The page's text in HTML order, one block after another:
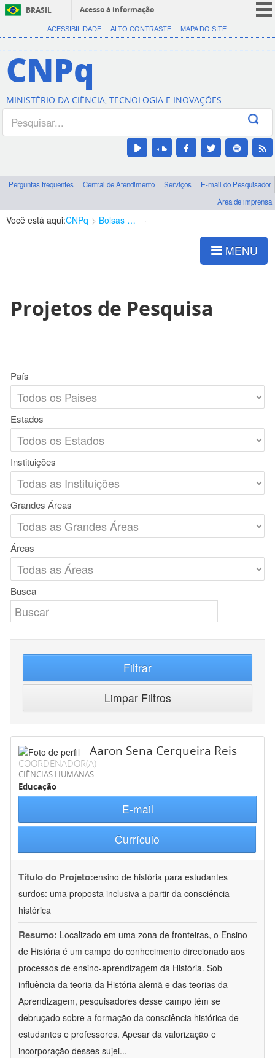
BRASIL
Acesso à informação
CORONAVÍRUS (COVID-19)
Canais
ACESSIBILIDADE ALTO CONTRASTE MAPA DO SITE
CNPq
MINISTÉRIO DA CIÊNCIA, TECNOLOGIA E INOVAÇÕES
Perguntas frequentes Central de Atendimento Serviços
E-mail do Pesquisador
Área de imprensa
Você está aqui:CNPq Bolsas e Auxílios Vigentes
MENU
Projetos de Pesquisa
País
Estados
Instituições
Grandes Áreas
Áreas
Busca
Filtrar
Limpar Filtros
Aaron Sena Cerqueira Reis
COORDENADOR(A)
CIÊNCIAS HUMANAS
Educação
E-mail
Currículo
Título do Projeto:ensino de história para estudantes
surdos: uma proposta inclusiva a partir da consciência
histórica
Resumo: Localizado em uma zona de fronteiras, o Ensino
de História é um campo do conhecimento direcionado aos
processos de ensino-aprendizagem da História. Sob
influência da teoria da História alemã e das teorias da
Aprendizagem, pesquisadores desse campo têm se
debruçado sobre a formação da consciência histórica de
estudantes e professores. Apesar da valorização e
incorporação desses sujei...